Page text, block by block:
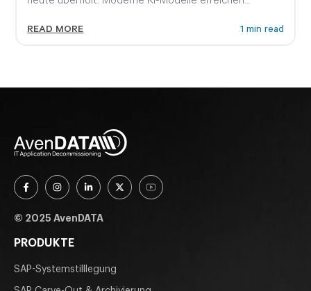
READ MORE 1 min read
© 2025 AvenDATA
PRODUKTE
SAP-Systemstilllegung